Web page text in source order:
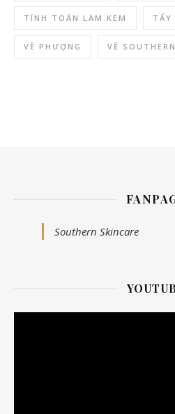
TÍNH TOÁN LÀM KEM TẨY
VỀ PHƯỢNG VỀ
Southern Skincare